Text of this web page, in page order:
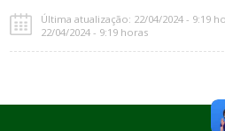
Última atualização: 22/04/2024 - 9:19
22/04/2024 - 9:19 horas